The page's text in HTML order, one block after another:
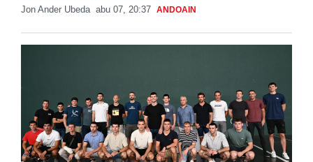
Jon Ander Ubeda abu 07, 20:37 ANDOAIN